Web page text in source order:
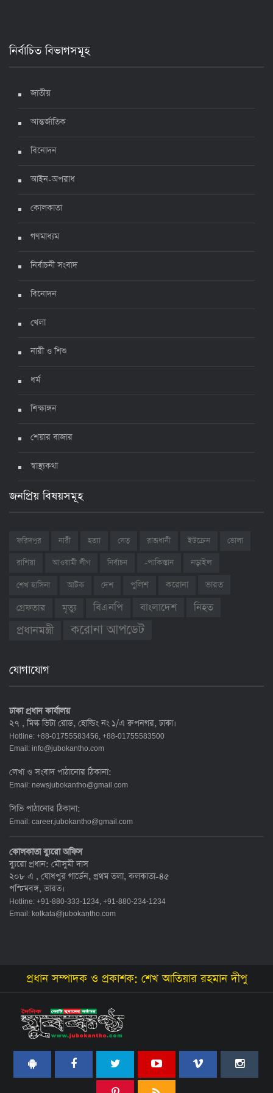
ঊর্ধ্বগতিতে সংক্রমণ, স্বাস্থ্যবিধিতে উদাসীনতা
নির্বাচিত বিভাগসমূহ
জাতীয়
আন্তর্জাতিক
বিনোদন
আইন-অপরাধ
কোলকাতা
গণমাধ্যম
নির্বাচনী সংবাদ
বিনোদন
খেলা
নারী ও শিশু
ধর্ম
শিক্ষাঙ্গন
শেয়ার বাজার
স্বাস্থ্যকথা
জনপ্রিয় বিষয়সমূহ
ফরিদপুর নারী হত্যা সেতু রাজধানী ইউক্রেন
ভোলা
রাশিয়া
আওয়ামী লীগ নির্বাচন -পাকিস্তান নড়াইল
শেখ হাসিনা আটক দেশ পুলিশ করোনা
ভারত
গ্রেফতার
মৃত্যু বিএনপি বাংলাদেশ নিহত
প্রধানমন্ত্রী করোনা আপডেট
যোগাযোগ
ঢাকা প্রধান কার্যালয়
২৭ , মিল্ক ভিটা রোড, হোল্ডিং নং ১/এ রুপনগর, ঢাকা।
Hotline: +88-01755583456, +88-01755583500
Email: info@jubokantho.com
লেখা ও সংবাদ পাঠানোর ঠিকানা:
Email: newsjubokantho@gmail.com
সিভি পাঠানোর ঠিকানা:
Email: career.jubokantho@gmail.com
কোলকাতা ব্যুরো অফিস
ব্যুরো প্রধান: মৌসুমী দাস
২০৮ এ , যোধপুর গার্ডেন, প্রথম তলা, কলকাতা-৪৫
পশ্চিমবঙ্গ, ভারত।
Hotline: +91-880-333-1234, +91-880-234-1234
Email: kolkata@jubokantho.com
প্রধান সম্পাদক ও প্রকাশক: শেখ আতিয়ার রহমান দীপু